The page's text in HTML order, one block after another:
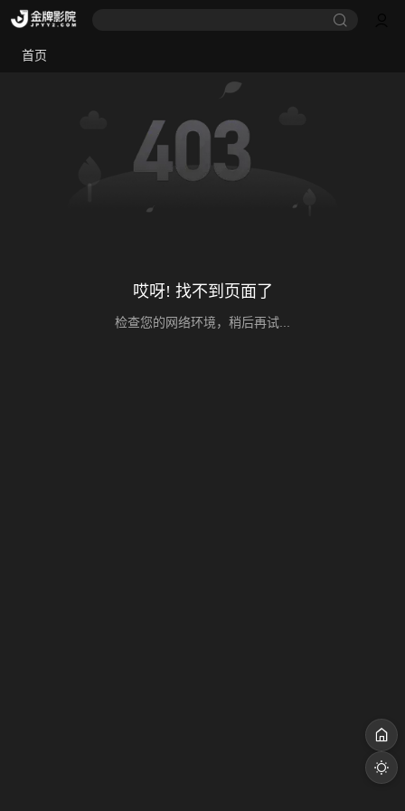
首页
哎呀! 找不到页面了
检查您的网络环境，稍后再试...